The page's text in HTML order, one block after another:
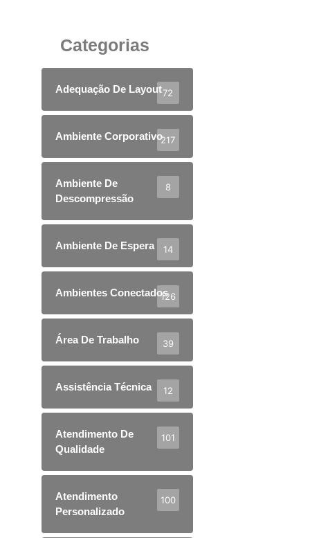
Categorias
Adequação De Layout72
Ambiente Corporativo217
Ambiente De
Descompressão
8
Ambiente De Espera 14
Ambientes Conectados126
Área De Trabalho 39
Assistência Técnica 12
Atendimento De
Qualidade
101
Atendimento
Personalizado
100